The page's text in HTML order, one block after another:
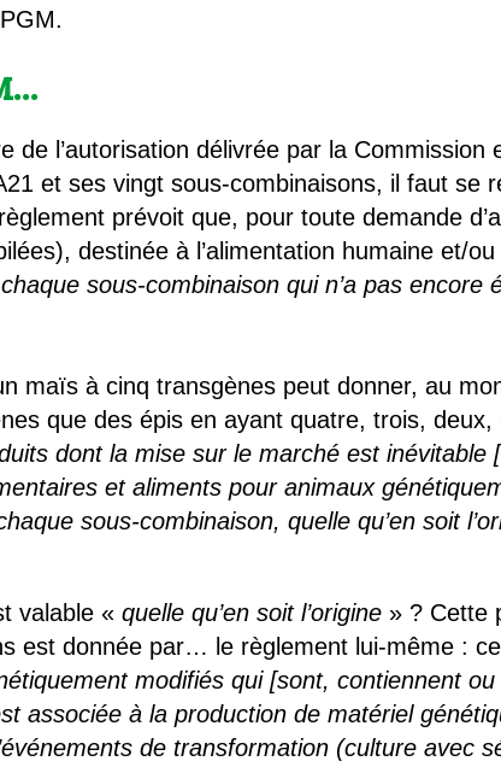
de l’autorisation délivrée par la Commission
et ses vingt sous-combinaisons, il faut se
prévoit que, pour toute demande
destinée à l’alimentation humaine et/
sous-combinaison qui n’a pas encore
maïs à cinq transgènes peut donner, au
que des épis en ayant quatre, trois,
dont la mise sur le marché est
et aliments pour animaux
sous-combinaison, quelle qu’en soit
valable «quelle qu’en soit l’origine » ? Cette
est donnée par… le règlement lui-même :
modifiés qui [sont, contiennent
associée à la production de matériel
de transformation (culture avec